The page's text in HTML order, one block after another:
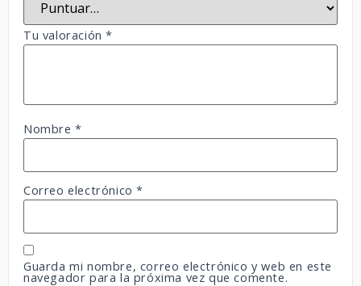
Tu valoración*
Nombre*
Correo electrónico*
Guarda mi nombre, correo electrónico y web en este
navegador para la próxima vez que comente.